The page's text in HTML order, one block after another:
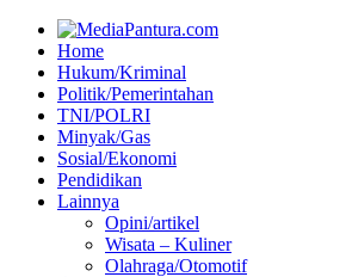
Home
Hukum/Kriminal
Politik/Pemerintahan
TNI/POLRI
Minyak/Gas
Sosial/Ekonomi
Pendidikan
Lainnya
Opini/artikel
Wisata – Kuliner
Olahraga/Otomotif